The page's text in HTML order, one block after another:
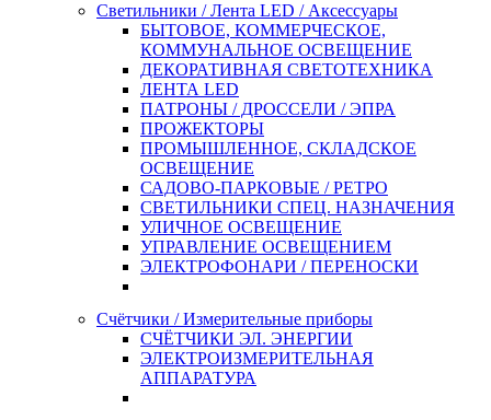
Светильники / Лента LED / Аксессуары
БЫТОВОЕ, КОММЕРЧЕСКОЕ,
КОММУНАЛЬНОЕ ОСВЕЩЕНИЕ
ДЕКОРАТИВНАЯ СВЕТОТЕХНИКА
ЛЕНТА LED
ПАТРОНЫ / ДРОССЕЛИ / ЭПРА
ПРОЖЕКТОРЫ
ПРОМЫШЛЕННОЕ, СКЛАДСКОЕ
ОСВЕЩЕНИЕ
САДОВО-ПАРКОВЫЕ / РЕТРО
СВЕТИЛЬНИКИ СПЕЦ. НАЗНАЧЕНИЯ
УЛИЧНОЕ ОСВЕЩЕНИЕ
УПРАВЛЕНИЕ ОСВЕЩЕНИЕМ
ЭЛЕКТРОФОНАРИ / ПЕРЕНОСКИ
Счётчики / Измерительные приборы
СЧЁТЧИКИ ЭЛ. ЭНЕРГИИ
ЭЛЕКТРОИЗМЕРИТЕЛЬНАЯ
АППАРАТУРА